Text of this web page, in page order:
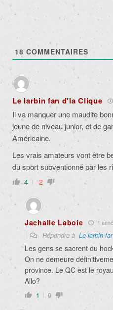
18 COMMENTAIRES
Le larbin fan d'la Clique
Il va manquer une maudite
jeune de niveau junior, et de
Américaine.
Les vrais amateurs vont être
du sport subventionné par les
4 -2
Jachalle Laboie 1
Répondre à Le larbin
Les gens se sacrent du
On ne demeure
province. Le QC est le
Allo?
1 0